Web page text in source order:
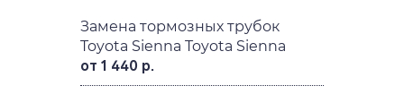
Замена тормозных трубок
Toyota Sienna Toyota Sienna
от 1 440 р.